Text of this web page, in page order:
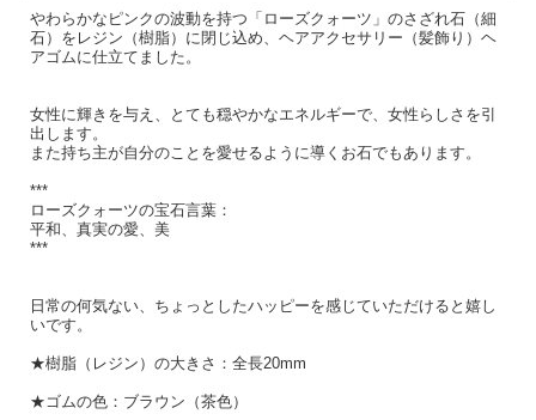
やわらかなピンクの波動を持つ「ローズクォーツ」のさざれ石（細
石）をレジン（樹脂）に閉じ込め、ヘアアクセサリー（髪飾り）ヘ
アゴムに仕立てました。
女性に輝きを与え、とても穏やかなエネルギーで、女性らしさを引
出します。
また持ち主が自分のことを愛せるように導くお石でもあります。
***
ローズクォーツの宝石言葉：
平和、真実の愛、美
***
日常の何気ない、ちょっとしたハッピーを感じていただけると嬉し
いです。
★樹脂（レジン）の大きさ：全長20mm
★ゴムの色：ブラウン（茶色）